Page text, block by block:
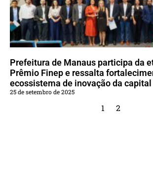
Prefeitura de Manaus participa da
Prêmio Finep e ressalta
ecossistema de inovação da capital
25 de setembro de 2025
1 2